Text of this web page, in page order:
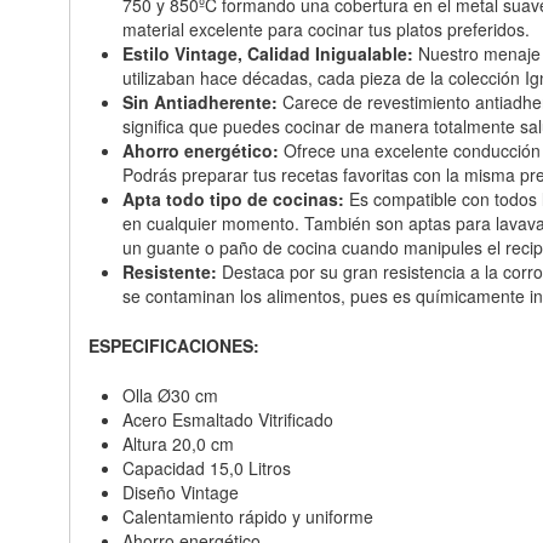
750 y 850ºC formando una cobertura en el metal
material excelente para cocinar tus platos preferidos.
Estilo Vintage, Calidad Inigualable: Nuestro
utilizaban hace décadas, cada pieza de la colección
Sin Antiadherente: Carece de revestimiento
significa que puedes cocinar de manera totalmente
Ahorro energético: Ofrece una excelente
Podrás preparar tus recetas favoritas con la misma
Apta todo tipo de cocinas: Es compatible con
en cualquier momento. También son aptas para
un guante o paño de cocina cuando manipules el
Resistente: Destaca por su gran resistencia a la
se contaminan los alimentos, pues es químicamente
ESPECIFICACIONES:
Olla Ø30 cm
Acero Esmaltado Vitrificado
Altura 20,0 cm
Capacidad 15,0 Litros
Diseño Vintage
Calentamiento rápido y uniforme